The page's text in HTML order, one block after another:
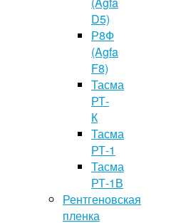
D5)
Р8Ф
(Agfa
F8)
Тасма
РТ-
К
Тасма
РТ-1
Тасма
РТ-1В
Рентгеновская
пленка